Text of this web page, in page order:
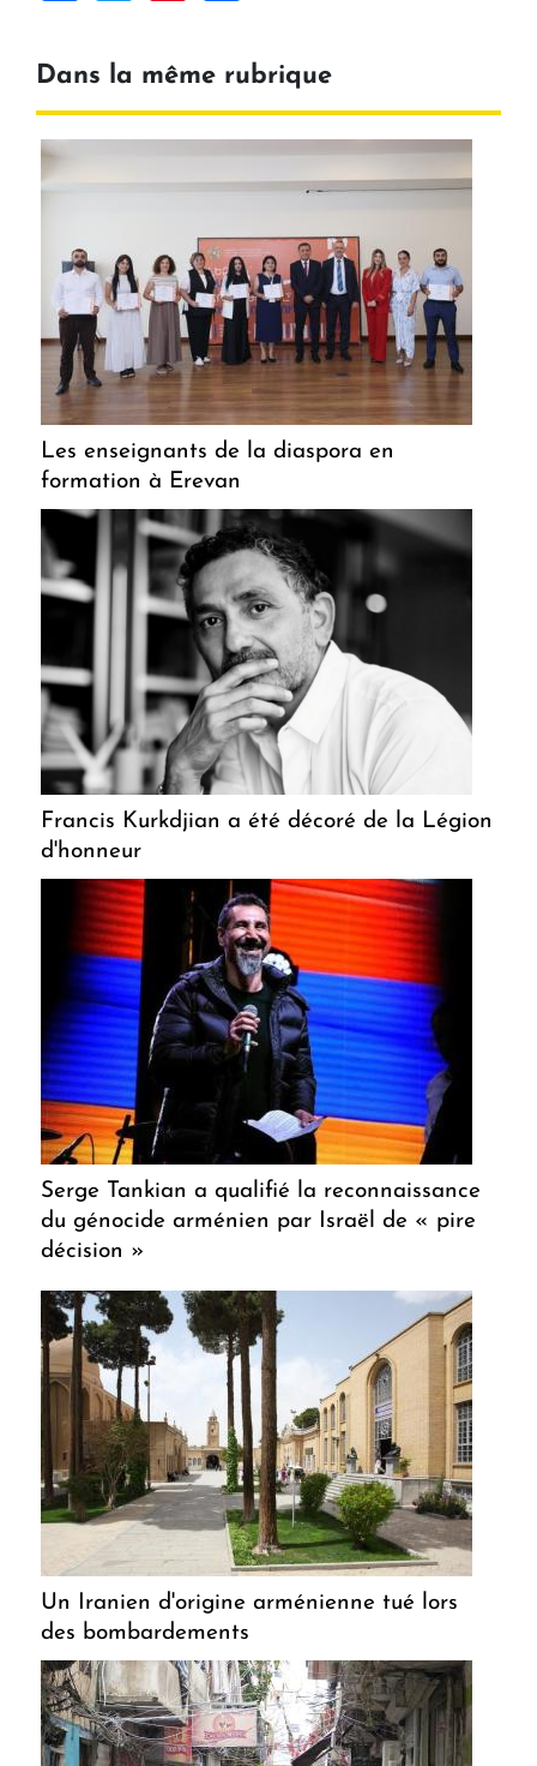
Dans la même rubrique
Les enseignants de la diaspora en
formation à Erevan
Francis Kurkdjian a été décoré de la Légion
d'honneur
Serge Tankian a qualifié la reconnaissance
du génocide arménien par Israël de « pire
décision »
Un Iranien d'origine arménienne tué lors
des bombardements